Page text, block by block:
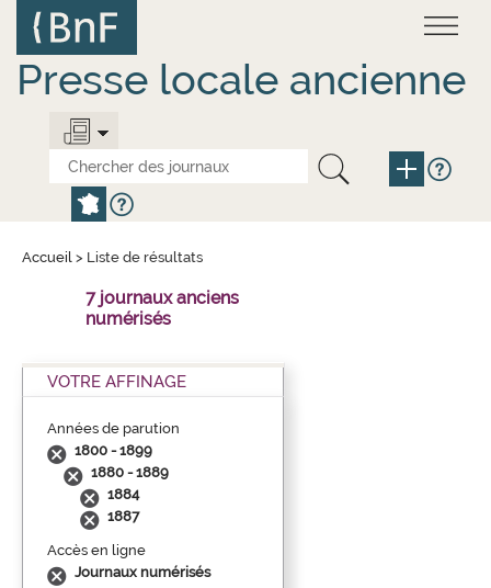
contenu
principal
Presse locale ancienne
Accueil > Liste de résultats
7 journaux anciens
numérisés
VOTRE AFFINAGE
Années de parution
1800 - 1899
1880 - 1889
1884
1887
Accès en ligne
Journaux numérisés
Panneau de gestion des cookies